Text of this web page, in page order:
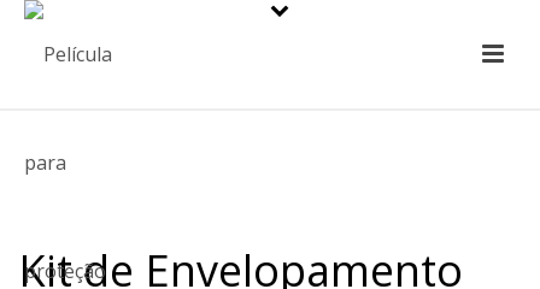
Kit de Envelopamento